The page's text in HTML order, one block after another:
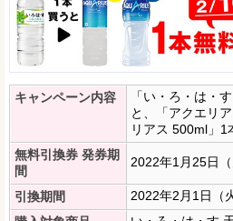
キャンペーン内容
「い・ろ・は・
と、「アクエリ
リアス 500ml」1
無料引換券 発券期
間
2022年1月25日
引換期間
2022年2月1日（